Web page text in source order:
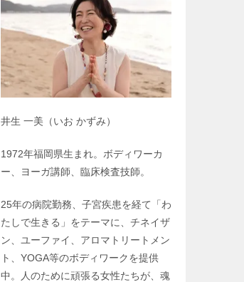
井生 一美（いお かずみ）
1972年福岡県生まれ。ボディワーカ
ー、ヨーガ講師、臨床検査技師。
25年の病院勤務、子宮疾患を経て「わ
たしで生きる」をテーマに、チネイザ
ン、ユーファイ、アロマトリートメン
ト、YOGA等のボディワークを提供
中。人のために頑張る女性たちが、魂